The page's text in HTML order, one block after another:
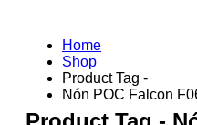
Home
Shop
Product Tag -
Nón POC Falcon